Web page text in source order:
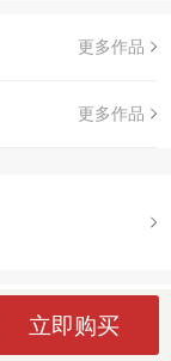
更多作品
更多作品
立即购买